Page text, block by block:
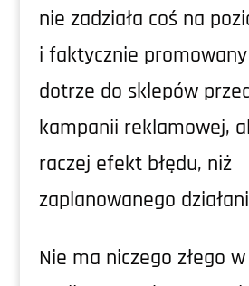
nie zadziała coś na
i faktycznie
dotrze do sklepów
kampanii reklamowej,
raczej efekt błędu, niż
zaplanowanego
Nie ma niczego złego w